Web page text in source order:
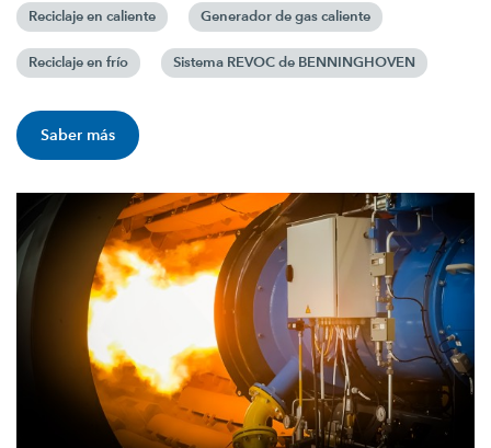
Reciclaje en caliente Generador de gas caliente
Reciclaje en frío Sistema REVOC de BENNINGHOVEN
Saber más